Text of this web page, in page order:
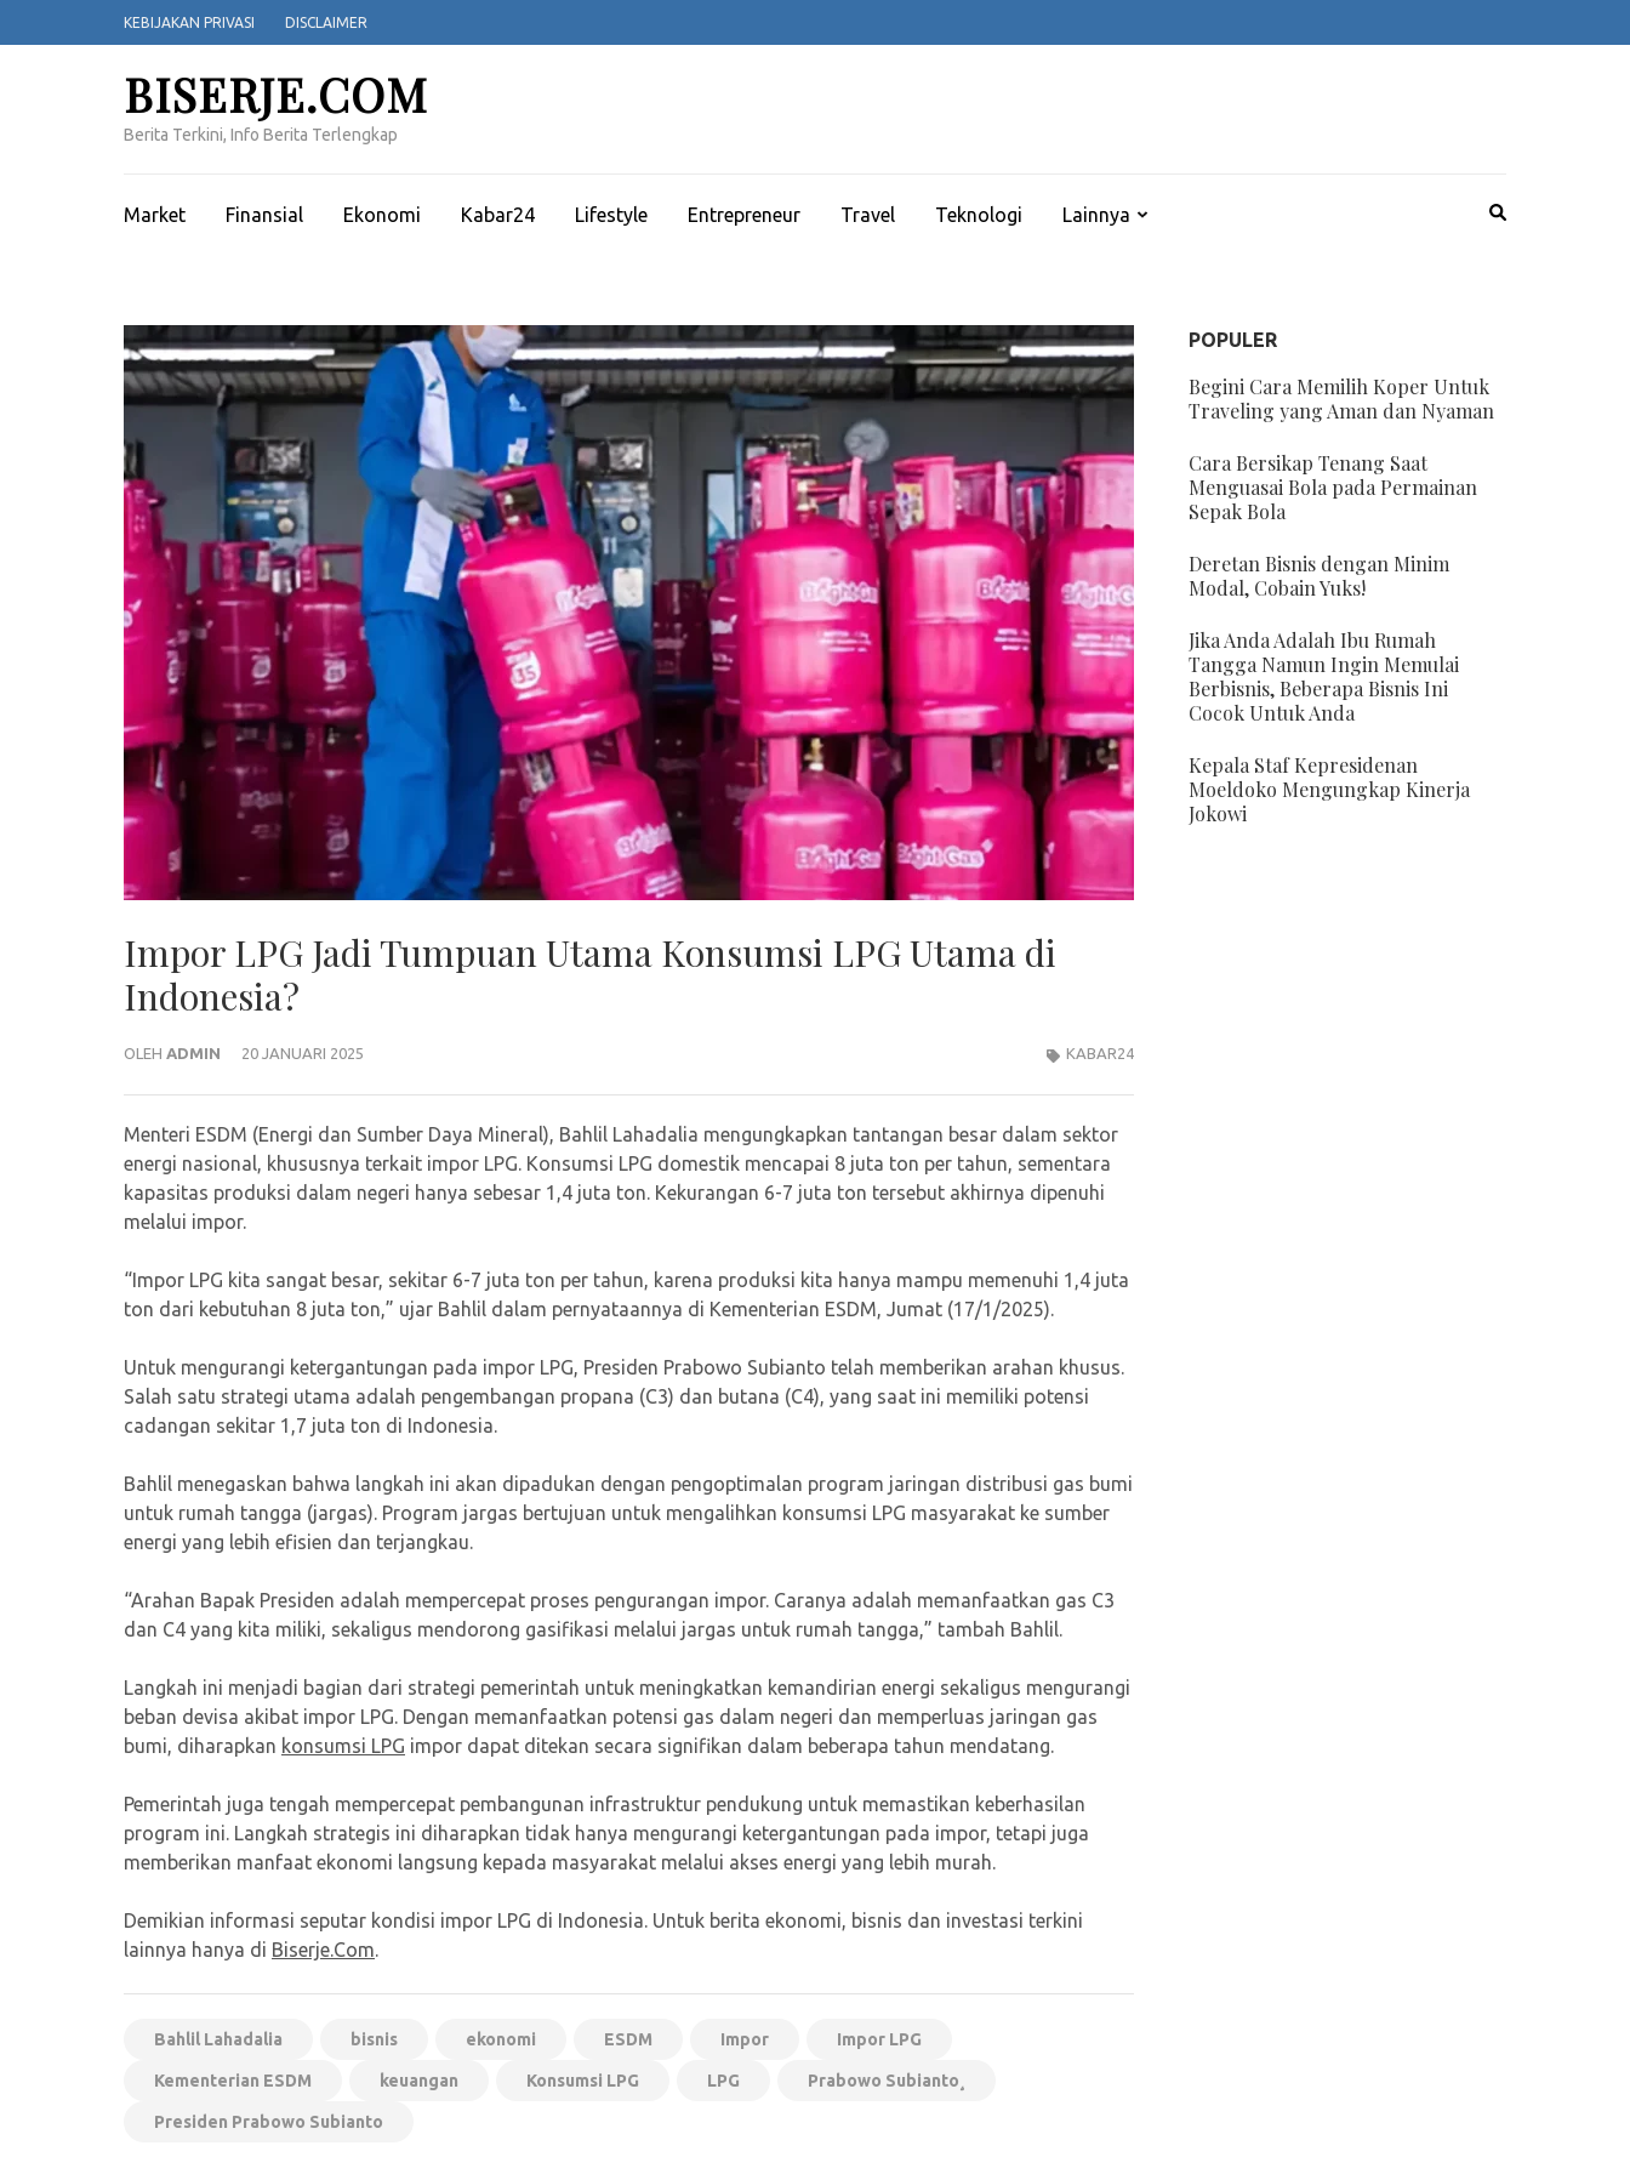
ke
KEBIJAKAN PRIVASI DISCLAIMER
BISERJE.COM
Berita Terkini, Info Berita Terlengkap
Market Finansial Ekonomi Kabar24 Lifestyle Entrepreneur Travel Teknologi Lainnya
Impor LPG Jadi Tumpuan Utama Konsumsi LPG Utama di
Indonesia?
OLEH ADMIN 20 JANUARI 2025 KABAR24
Menteri ESDM (Energi dan Sumber Daya Mineral), Bahlil Lahadalia mengungkapkan tantangan besar dalam sektor
energi nasional, khususnya terkait impor LPG. Konsumsi LPG domestik mencapai 8 juta ton per tahun, sementara
kapasitas produksi dalam negeri hanya sebesar 1,4 juta ton. Kekurangan 6-7 juta ton tersebut akhirnya dipenuhi
melalui impor.
“Impor LPG kita sangat besar, sekitar 6-7 juta ton per tahun, karena produksi kita hanya mampu memenuhi 1,4 juta
ton dari kebutuhan 8 juta ton,” ujar Bahlil dalam pernyataannya di Kementerian ESDM, Jumat (17/1/2025).
Untuk mengurangi ketergantungan pada impor LPG, Presiden Prabowo Subianto telah memberikan arahan khusus.
Salah satu strategi utama adalah pengembangan propana (C3) dan butana (C4), yang saat ini memiliki potensi
cadangan sekitar 1,7 juta ton di Indonesia.
Bahlil menegaskan bahwa langkah ini akan dipadukan dengan pengoptimalan program jaringan distribusi gas bumi
untuk rumah tangga (jargas). Program jargas bertujuan untuk mengalihkan konsumsi LPG masyarakat ke sumber
energi yang lebih efisien dan terjangkau.
“Arahan Bapak Presiden adalah mempercepat proses pengurangan impor. Caranya adalah memanfaatkan gas C3
dan C4 yang kita miliki, sekaligus mendorong gasifikasi melalui jargas untuk rumah tangga,” tambah Bahlil.
Langkah ini menjadi bagian dari strategi pemerintah untuk meningkatkan kemandirian energi sekaligus mengurangi
beban devisa akibat impor LPG. Dengan memanfaatkan potensi gas dalam negeri dan memperluas jaringan gas
bumi, diharapkan konsumsi LPG impor dapat ditekan secara signifikan dalam beberapa tahun mendatang.
Pemerintah juga tengah mempercepat pembangunan infrastruktur pendukung untuk memastikan keberhasilan
program ini. Langkah strategis ini diharapkan tidak hanya mengurangi ketergantungan pada impor, tetapi juga
memberikan manfaat ekonomi langsung kepada masyarakat melalui akses energi yang lebih murah.
Demikian informasi seputar kondisi impor LPG di Indonesia. Untuk berita ekonomi, bisnis dan investasi terkini
lainnya hanya di Biserje.Com.
Bahlil Lahadalia bisnis ekonomi ESDM Impor Impor LPG
Kementerian ESDM keuangan Konsumsi LPG LPG Prabowo Subianto¸
Presiden Prabowo Subianto
POPULER
Begini Cara Memilih Koper Untuk
Traveling yang Aman dan Nyaman
Cara Bersikap Tenang Saat
Menguasai Bola pada Permainan
Sepak Bola
Deretan Bisnis dengan Minim
Modal, Cobain Yuks!
Jika Anda Adalah Ibu Rumah
Tangga Namun Ingin Memulai
Berbisnis, Beberapa Bisnis Ini
Cocok Untuk Anda
Kepala Staf Kepresidenan
Moeldoko Mengungkap Kinerja
Jokowi